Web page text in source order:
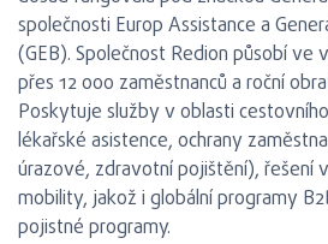
společnosti Europ Assistance a
(GEB). Společnost Redion působí ve
přes 12 000 zaměstnanců a roční
Poskytuje služby v oblasti
lékařské asistence, ochrany
úrazové, zdravotní pojištění), řešení
mobility, jakož i globální programy
pojistné programy.